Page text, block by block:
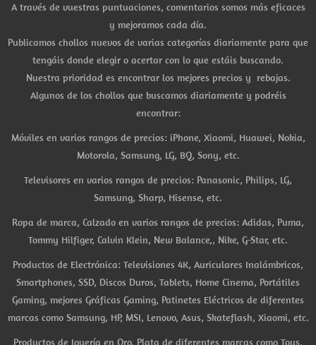
A través de vuestras puntuaciones, comentarios somos más eficaces
y mejoramos cada día.
Publicamos chollos nuevos de varias categorías diariamente para que
tengáis donde elegir o acertar con lo que estáis buscando.
Nuestra prioridad es encontrar los mejores precios y rebajas.
Algunos de los chollos que buscamos diariamente y podréis
encontrar:
Móviles en varios rangos de precios: iPhone, Xiaomi, Huawei, Nokia,
Motorola, Samsung, LG, BQ, Sony, etc.
Televisores en varios rangos de precios: Panasonic, Philips, LG,
Samsung, Sharp, Hisense, etc.
Ropa de marca, Calzado en varios rangos de precios: Adidas, Puma,
Tommy Hilfiger, Calvin Klein, New Balance,, Nike, G-Star, etc.
Productos de Electrónica: Televisiones 4K, Auriculares Inalámbricos,
Smartphones, SSD, Discos Duros, Tablets, Home Cinema, Portátiles
Gaming, mejores Gráficas Gaming, Patinetes Eléctricos de diferentes
marcas como Samsung, HP, MSI, Lenovo, Asus, Skateflash, Xiaomi, etc.
Productos de Joyería en Oro, Plata de diferentes marcas como Tous,